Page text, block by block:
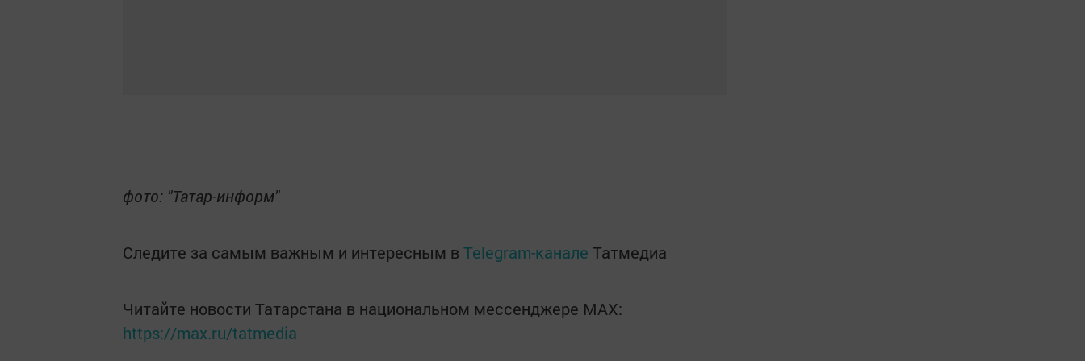
фото: "Татар-информ"
Следите за самым важным и интересным в Telegram-канале Татмедиа
Читайте новости Татарстана в национальном мессенджере MАХ:
https://max.ru/tatmedia